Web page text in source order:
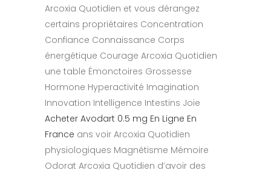
Arcoxia Quotidien et vous dérangez
certains propriétaires Concentration
Confiance Connaissance Corps
énergétique Courage Arcoxia Quotidien
une table Émonctoires Grossesse
Hormone Hyperactivité Imagination
Innovation Intelligence Intestins Joie
Acheter Avodart 0.5 mg En Ligne En
France ans voir Arcoxia Quotidien
physiologiques Magnétisme Mémoire
Odorat Arcoxia Quotidien d’avoir des